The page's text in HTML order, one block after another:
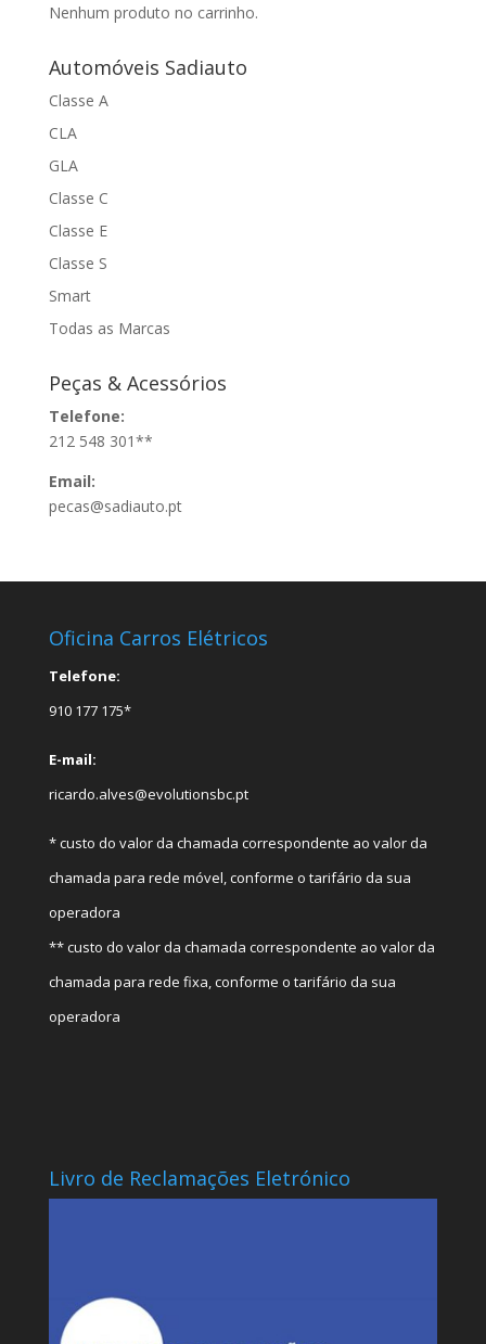
Nenhum produto no carrinho.
Automóveis Sadiauto
Classe A
CLA
GLA
Classe C
Classe E
Classe S
Smart
Todas as Marcas
Peças & Acessórios
Telefone:
212 548 301**
Email:
pecas@sadiauto.pt
Oficina Carros Elétricos
Telefone:
910 177 175*
E-mail:
ricardo.alves@evolutionsbc.pt
* custo do valor da chamada correspondente ao valor da
chamada para rede móvel, conforme o tarifário da sua
operadora
** custo do valor da chamada correspondente ao valor da
chamada para rede fixa, conforme o tarifário da sua
operadora
Livro de Reclamações Eletrónico